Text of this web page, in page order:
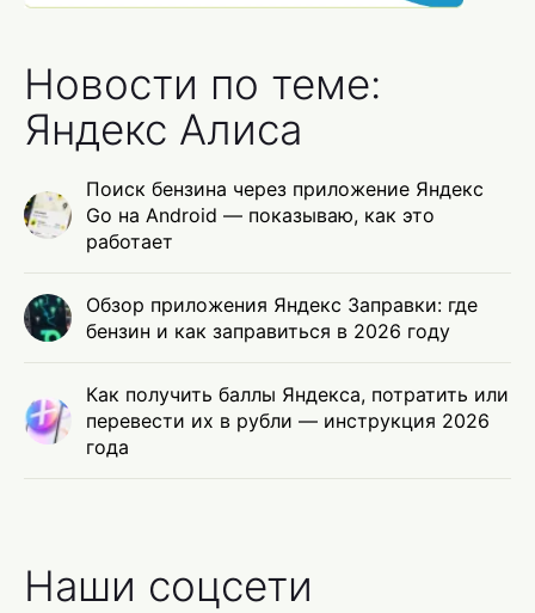
Новости по теме:
Яндекс Алиса
Поиск бензина через приложение Яндекс
Go на Android — показываю, как это
работает
Обзор приложения Яндекс Заправки: где
бензин и как заправиться в 2026 году
Как получить баллы Яндекса, потратить или
перевести их в рубли — инструкция 2026
года
Наши соцсети